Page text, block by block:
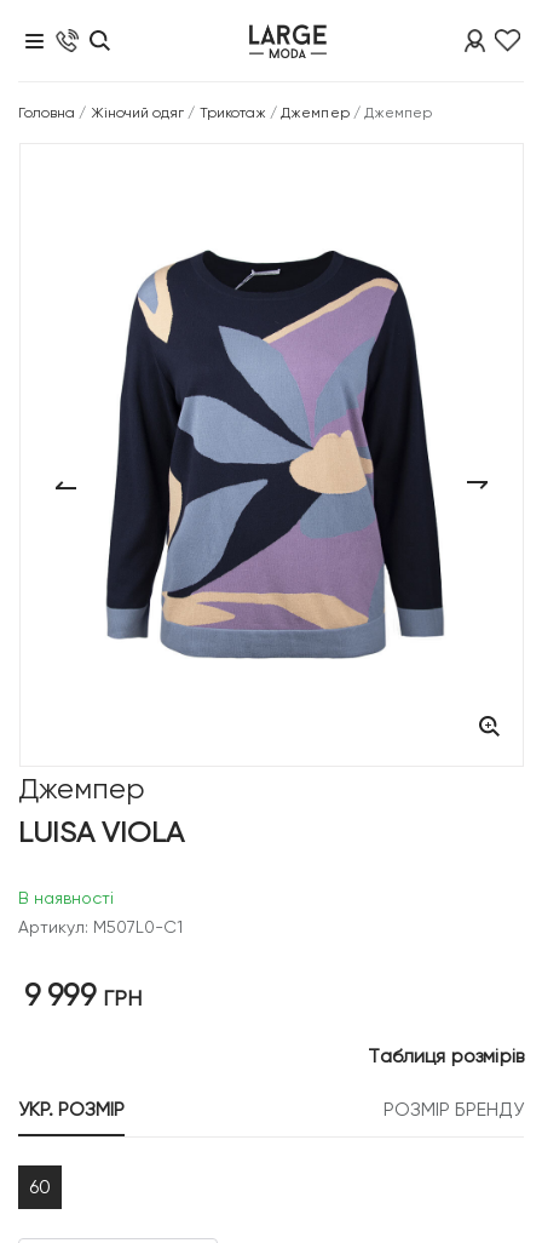
Головна / Жіночий одяг / Трикотаж /Джемпер/ Джемпер
Джемпер
LUISA VIOLA
В наявності
Артикул: M507L0-C1
9 999 ГРН
УКР. РОЗМІР РОЗМІР БРЕНДУ
Таблиця розмірів
60